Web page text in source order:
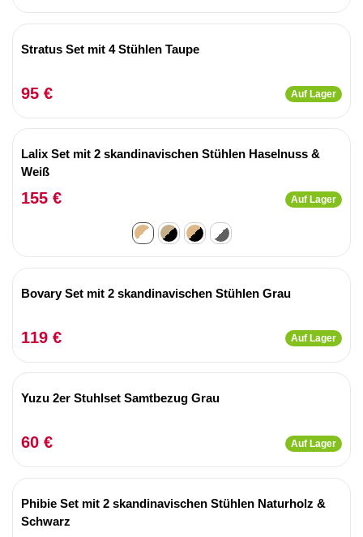
Stratus Set mit 4 Stühlen Taupe
95 € Auf Lager
Lalix Set mit 2 skandinavischen Stühlen Haselnuss &
Weiß
155 € Auf Lager
Bovary Set mit 2 skandinavischen Stühlen Grau
119 € Auf Lager
Yuzu 2er Stuhlset Samtbezug Grau
60 € Auf Lager
Phibie Set mit 2 skandinavischen Stühlen Naturholz &
Schwarz